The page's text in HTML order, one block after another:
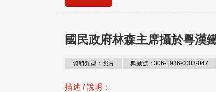
國民政府林森主席攝於粵漢
資料類型：照片 典藏號：306-1936-0003-047
描述 / 說明：